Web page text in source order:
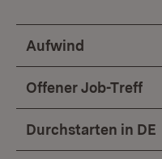
Aufwind
Offener Job-Treff
Durchstarten in DE